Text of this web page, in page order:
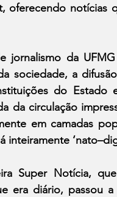
oferecendo notícias
jornalismo da
sociedade, a
do Estado
da circulação
em camadas
Super Notícia,
era diário, passou a